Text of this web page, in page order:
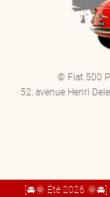
© Fiat 500
52, avenue Henri
[🚘🌞 Été 2026